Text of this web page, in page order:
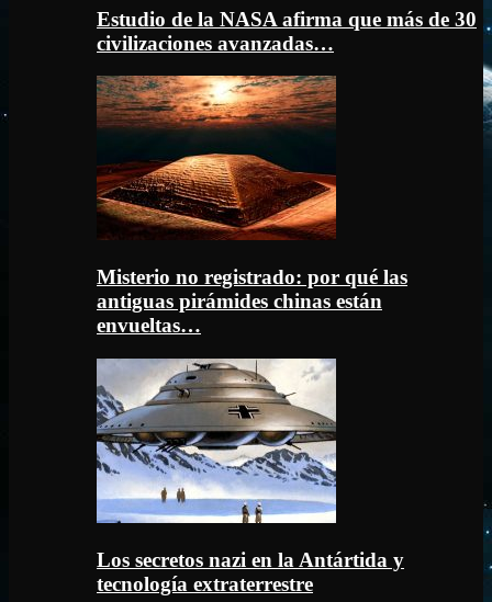
Estudio de la NASA afirma que más de 30
civilizaciones avanzadas…
Misterio no registrado: por qué las
antiguas pirámides chinas están
envueltas…
Los secretos nazi en la Antártida y
tecnología extraterrestre